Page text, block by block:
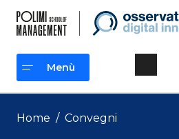
contenuto
Menù
Menù
Home / Convegni